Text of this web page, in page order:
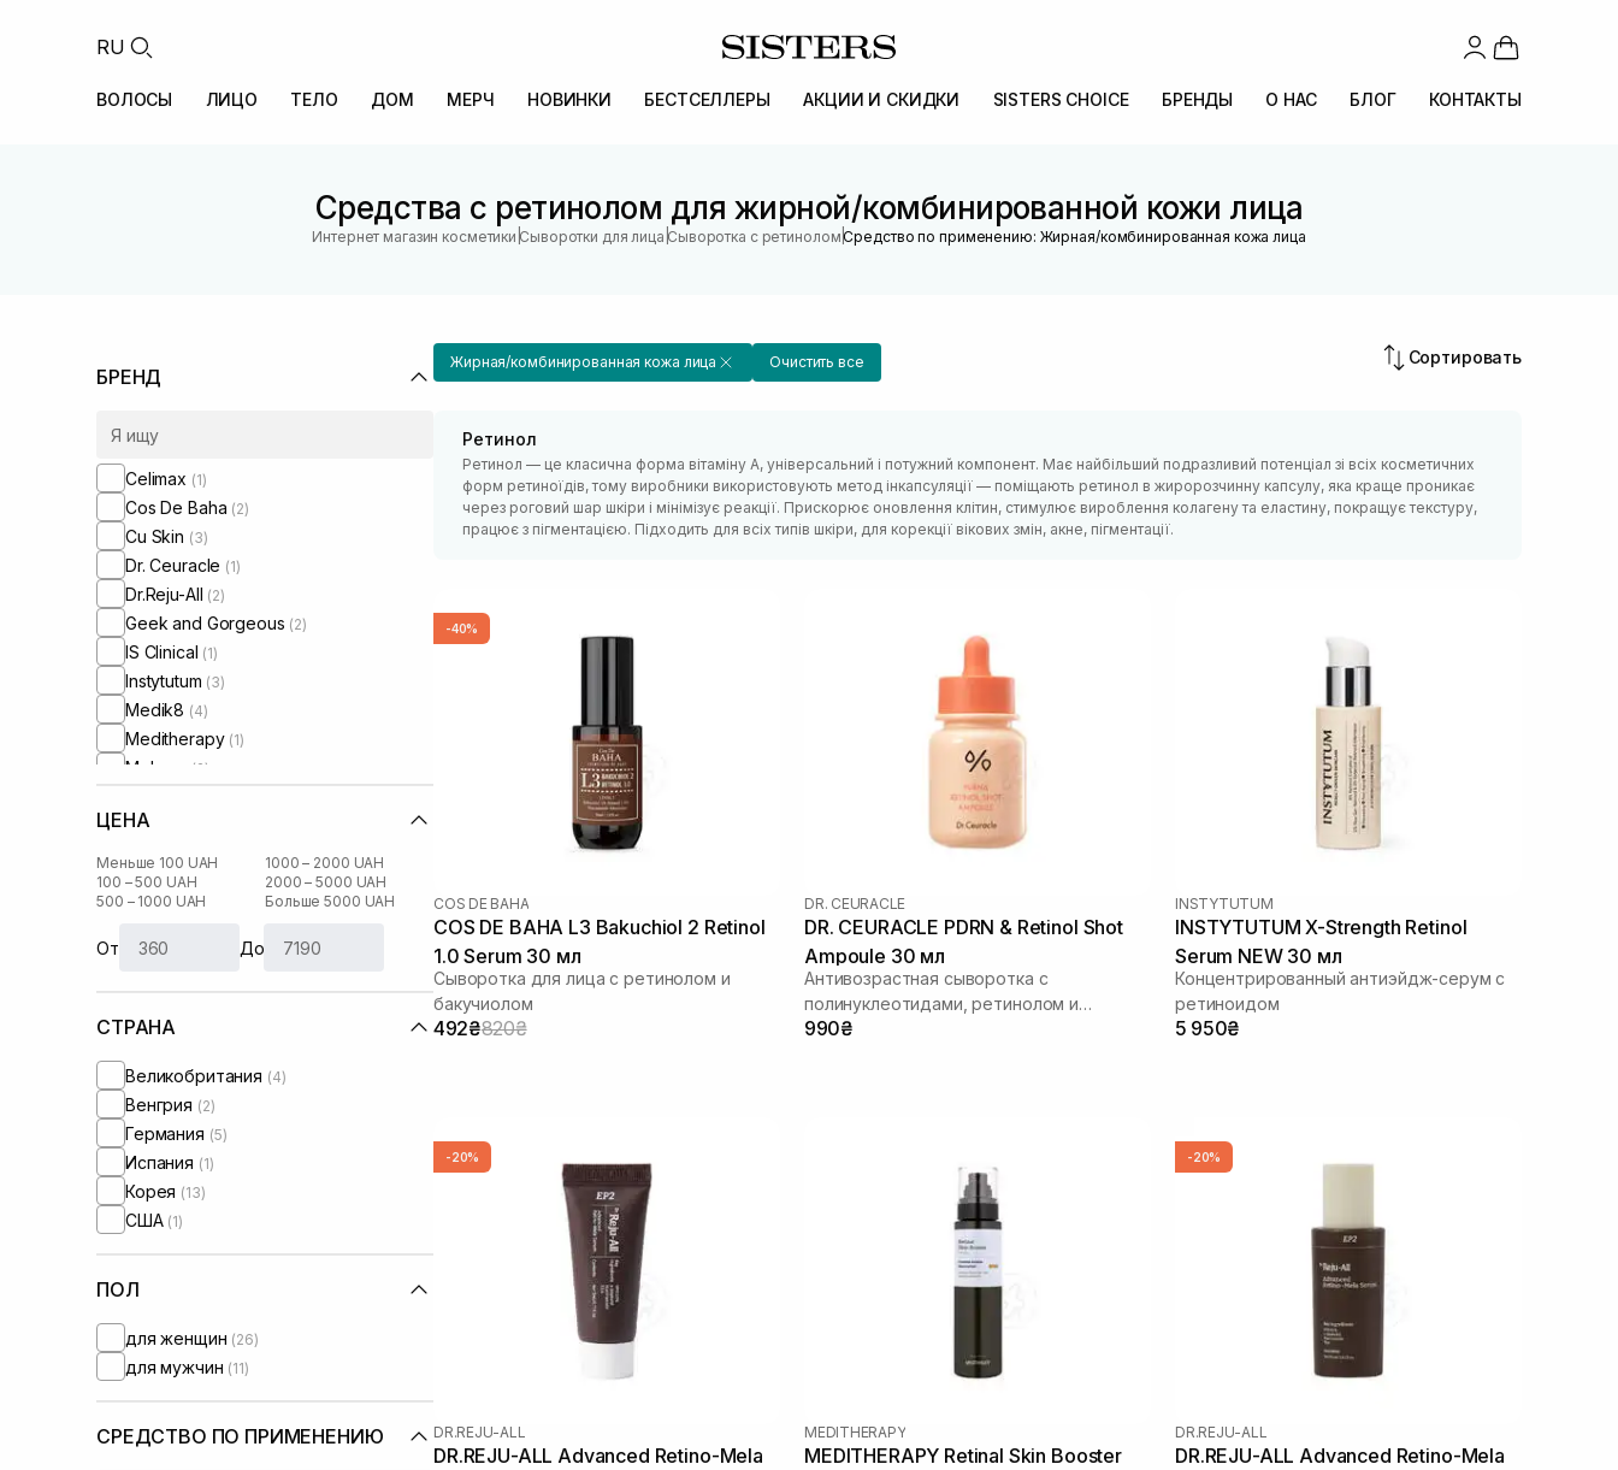
RU
ВОЛОСЫ ЛИЦО ТЕЛО ДОМ МЕРЧ НОВИНКИ БЕСТСЕЛЛЕРЫ АКЦИИ И СКИДКИ SISTERS CHOICE БРЕНДЫ О НАС БЛОГ КОНТАКТЫ
Средства с ретинолом для жирной/комбинированной кожи лица
Интернет магазин косметики |Сыворотки для лица |Сыворотка с ретинолом |Средство по применению: Жирная/комбинированная кожа лица
БРЕНД
Celimax (1)
Cos De Baha (2)
Cu Skin (3)
Dr. Ceuracle (1)
Dr.Reju-All (2)
Geek and Gorgeous (2)
IS Clinical (1)
Instytutum (3)
Medik8 (4)
Meditherapy (1)
Melume (2)
Theramid
Usolab (1)
ЦЕНА
Меньше 100 UAH
100 – 500 UAH
500 – 1000 UAH
1000 – 2000 UAH
2000 – 5000 UAH
Больше 5000 UAH
От До
СТРАНА
Великобритания (4)
Венгрия (2)
Германия (5)
Испания (1)
Корея (13)
США (1)
ПОЛ
для женщин (26)
для мужчин (11)
СРЕДСТВО ПО ПРИМЕНЕНИЮ
Жирная/комбинированная кожа лица Очистить все Сортировать
Ретинол
Ретинол — це класична форма вітаміну А, універсальний і потужний компонент. Має найбільший подразливий потенціал зі всіх косметичних
форм ретиноїдів, тому виробники використовують метод інкапсуляції — поміщають ретинол в жиророзчинну капсулу, яка краще проникає
через роговий шар шкіри і мінімізує реакції. Прискорює оновлення клітин, стимулює вироблення колагену та еластину, покращує текстуру,
працює з пігментацією. Підходить для всіх типів шкіри, для корекції вікових змін, акне, пігментації.
-40%
COS DE BAHA
COS DE BAHA L3 Bakuchiol 2 Retinol
1.0 Serum 30 мл
Сыворотка для лица с ретинолом и
бакучиолом
492₴820₴
DR. CEURACLE
DR. CEURACLE PDRN & Retinol Shot
Ampoule 30 мл
Антивозрастная сыворотка с
полинуклеотидами, ретинолом и
спикулами
990₴
INSTYTUTUM
INSTYTUTUM X-Strength Retinol
Serum NEW 30 мл
Концентрированный антиэйдж-серум с
ретиноидом
5 950₴
-20%
DR.REJU-ALL
DR.REJU-ALL Advanced Retino-Mela
MEDITHERAPY
MEDITHERAPY Retinal Skin Booster
-20%
DR.REJU-ALL
DR.REJU-ALL Advanced Retino-Mela